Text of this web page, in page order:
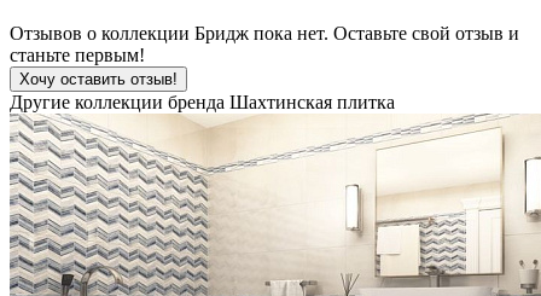
Отзывов о коллекции Бридж пока нет. Оставьте свой отзыв и
станьте первым!
Хочу оставить отзыв!
Другие коллекции бренда Шахтинская плитка